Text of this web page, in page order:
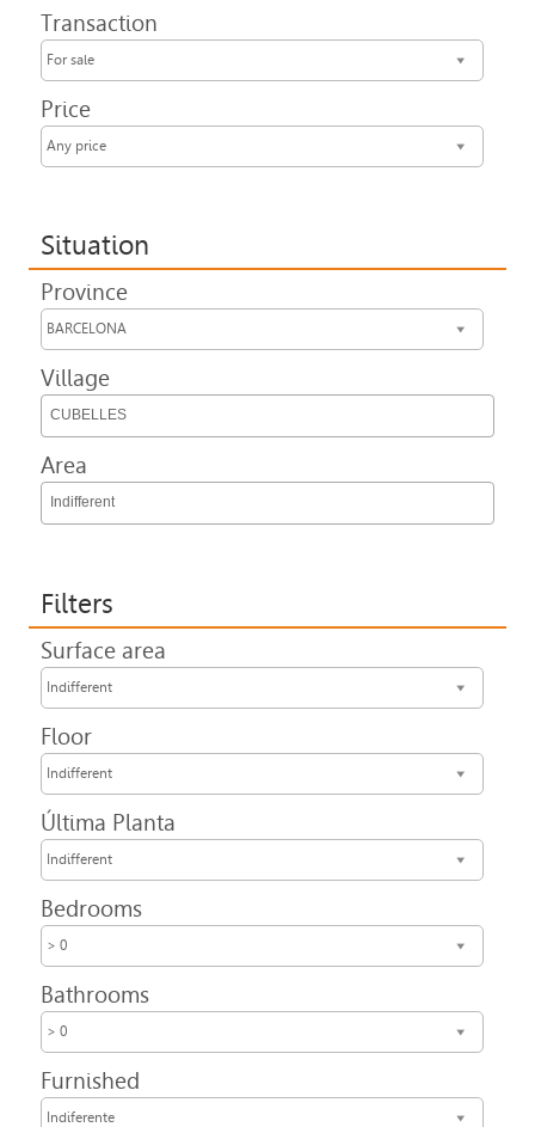
Transaction
For sale
Price
Any price
Situation
Province
BARCELONA
Village
CUBELLES
Area
Indifferent
Filters
Surface area
Indifferent
Floor
Indifferent
Última Planta
Indifferent
Bedrooms
> 0
Bathrooms
> 0
Furnished
Indiferente